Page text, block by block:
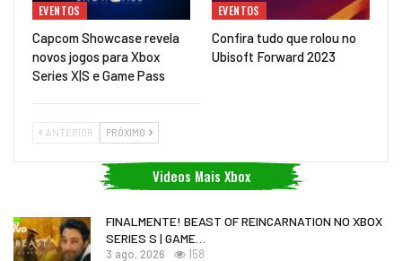
EVENTOS
Capcom Showcase revela
novos jogos para Xbox
Series X|S e Game Pass
EVENTOS
Confira tudo que rolou no
Ubisoft Forward 2023
ANTERIOR PRÓXIMO
Videos Mais Xbox
FINALMENTE! BEAST OF REINCARNATION NO XBOX
SERIES S | GAME…
3 ago, 2026 158